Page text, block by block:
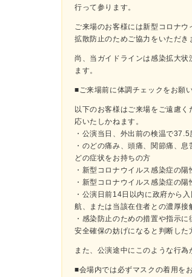
行って参ります。
ご来場のお客様には新型コロナ
拡散防止のためご協力をいただき
尚、当ガイドラインは感染拡大
ます。
■ご来場前に体調チェックをお願
以下のお客様はご来場をご遠慮
応いたしかねます。
・公演当日、外出前の検温で
・のどの痛み、頭痛、関節痛、
どの症状をお持ちの方
・新型コロナウイルス感染症の
・新型コロナウイルス感染症の
・公演日前14日以内に政府から
航、または当該在住者との濃厚接
・感染防止のための措置や指示
安全確保の妨げになると判断した
また、公演途中にこのような行為
■会場内では必ずマスクの着用を